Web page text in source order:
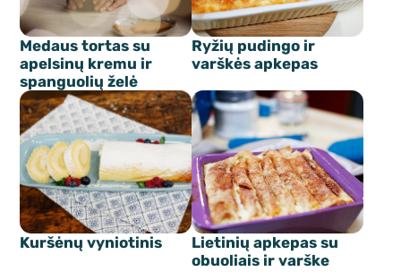
Medaus tortas su
apelsinų kremu ir
spanguolių želė
Ryžių pudingo ir
varškės apkepas
Kuršėnų vyniotinis
Lietinių apkepas su
obuoliais ir varške